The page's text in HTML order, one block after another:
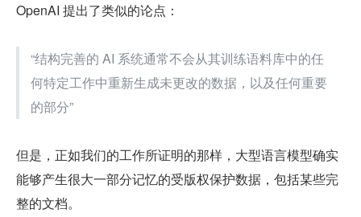
OpenAI 提出了类似的论点：
“结构完善的 AI 系统通常不会从其训练语料库中的任
何特定工作中重新生成未更改的数据，以及任何重要
的部分”
但是，正如我们的工作所证明的那样，大型语言模型确实
能够产生很大一部分记忆的受版权保护数据，包括某些完
整的文档。